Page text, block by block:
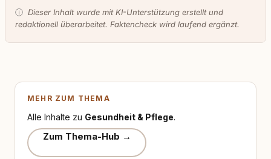
ⓘ Dieser Inhalt wurde mit KI-Unterstützung erstellt und
redaktionell überarbeitet. Faktencheck wird laufend ergänzt.
MEHR ZUM THEMA
Alle Inhalte zu Gesundheit & Pflege.
Zum Thema-Hub →